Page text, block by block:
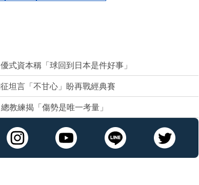
資本稱「球回到日本是件好事」
坦言「不甘心」盼再戰經典賽
教練揭「傷勢是唯一考量」